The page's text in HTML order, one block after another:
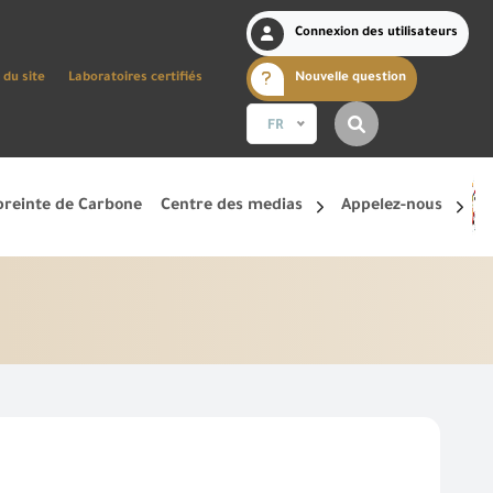
du site Laboratoires certifiés
Connexion des utilisateurs
Nouvelle question
FR
de Carbone Centre des medias Appelez-nous